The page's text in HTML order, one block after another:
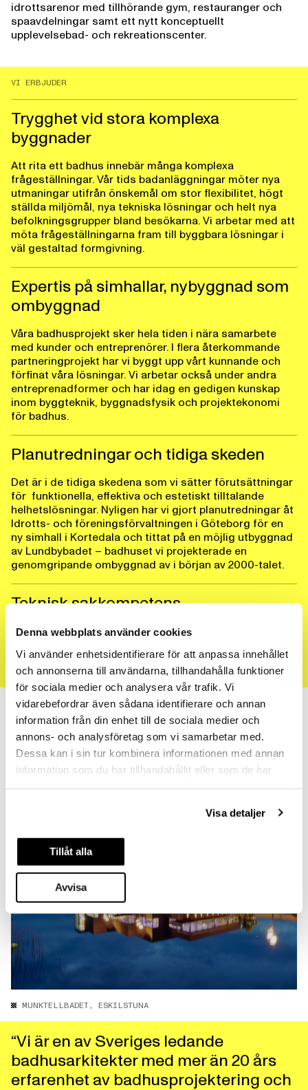
Denna webbplats använder cookies
Vi använder enhetsidentifierare för att anpassa innehållet
och annonserna till användarna, tillhandahålla funktioner
för sociala medier och analysera vår trafik. Vi
vidarebefordrar även sådana identifierare och annan
information från din enhet till de sociala medier och
annons- och analysföretag som vi samarbetar med.
Dessa kan i sin tur kombinera informationen med annan
information som du har tillhandahållit eller som de har
Visa detaljer
Tillåt alla
Avvisa
idrottsarenor med tillhörande gym, restauranger och
spaavdelningar samt ett nytt konceptuellt
upplevelsebad- och rekreationscenter.
VI ERBJUDER
Trygghet vid stora komplexa
byggnader
Att rita ett badhus innebär många komplexa
frågeställningar. Vår tids badanläggningar möter nya
utmaningar utifrån önskemål om stor flexibilitet, högt
ställda miljömål, nya tekniska lösningar och helt nya
befolkningsgrupper bland besökarna. Vi arbetar med att
möta frågeställningarna fram till byggbara lösningar i
väl gestaltad formgivning.
Expertis på simhallar, nybyggnad som
ombyggnad
Våra badhusprojekt sker hela tiden i nära samarbete
med kunder och entreprenörer. I flera återkommande
partneringprojekt har vi byggt upp vårt kunnande och
förfinat våra lösningar. Vi arbetar också under andra
entreprenadformer och har idag en gedigen kunskap
inom byggteknik, byggnadsfysik och projektekonomi
för badhus.
Planutredningar och tidiga skeden
Det är i de tidiga skedena som vi sätter förutsättningar
för funktionella, effektiva och estetiskt tilltalande
helhetslösningar. Nyligen har vi gjort planutredningar åt
Idrotts- och föreningsförvaltningen i Göteborg för en
ny simhall i Kortedala och tittat på en möjlig utbyggnad
av Lundbybadet – badhuset vi projekterade en
genomgripande ombyggnad av i början av 2000-talet.
Teknisk sakkompetens
Vi erbjuder stöttning och expertis även till externa
säkerhetskrav.
LÄS MER
Kultur, konst och klor – hur bevarar vi
våra badhus?
LÄS MER
Åbybadet
MUNKTELLBADET, ESKILSTUNA
“Vi är en av Sveriges ledande
badhusarkitekter med mer än 20 års
erfarenhet av badhusprojektering och